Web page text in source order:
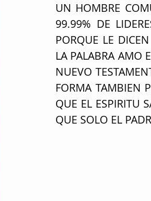
UN HOMBRE
99.99% DE
PORQUE LE
LA PALABRA AMO
NUEVO
FORMA TAMBIEN
QUE EL ESPIRITU
QUE SOLO EL